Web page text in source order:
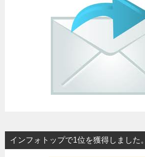
インフォトップで1位を獲得しました。